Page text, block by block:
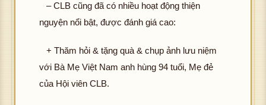
– CLB cũng đã có nhiều hoạt động thiện
nguyện nổi bật, được đánh giá cao:
+ Thăm hỏi & tặng quà & chụp ảnh lưu niệm
với Bà Mẹ Việt Nam anh hùng 94 tuổi, Mẹ đẻ
của Hội viên CLB.